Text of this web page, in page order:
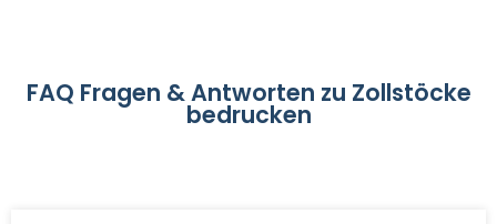
FAQ Fragen & Antworten zu Zollstöcke
bedrucken